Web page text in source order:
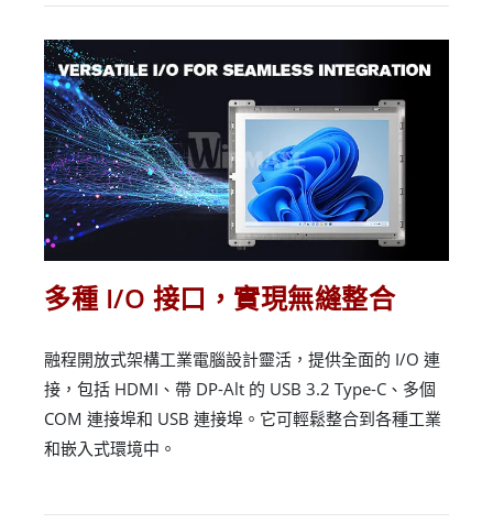
多種 I/O 接口，實現無縫整合
融程開放式架構工業電腦設計靈活，提供全面的 I/O 連
接，包括 HDMI、帶 DP-Alt 的 USB 3.2 Type-C、多個
COM 連接埠和 USB 連接埠。它可輕鬆整合到各種工業
和嵌入式環境中。